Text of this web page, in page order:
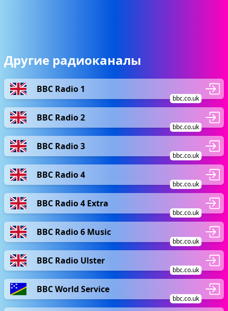
Другие радиоканалы
BBC Radio 1
bbc.co.uk
BBC Radio 2
bbc.co.uk
BBC Radio 3
bbc.co.uk
BBC Radio 4
bbc.co.uk
BBC Radio 4 Extra
bbc.co.uk
BBC Radio 6 Music
bbc.co.uk
BBC Radio Ulster
bbc.co.uk
BBC World Service
bbc.co.uk